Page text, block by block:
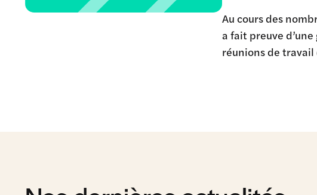
Au cours des
a fait preuve
réunions de travail